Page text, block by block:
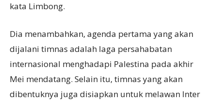
kata Limbong.
Dia menambahkan, agenda pertama yang akan
dijalani timnas adalah laga persahabatan
internasional menghadapi Palestina pada akhir
Mei mendatang. Selain itu, timnas yang akan
dibentuknya juga disiapkan untuk melawan Inter